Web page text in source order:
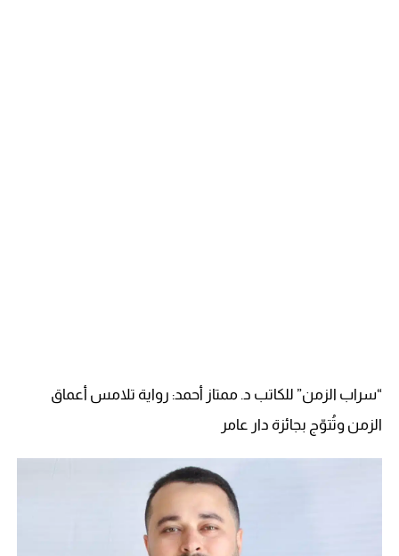
“سراب الزمن” للكاتب د. ممتاز أحمد: رواية تلامس أعماق
الزمن وتُتوّج بجائزة دار عامر